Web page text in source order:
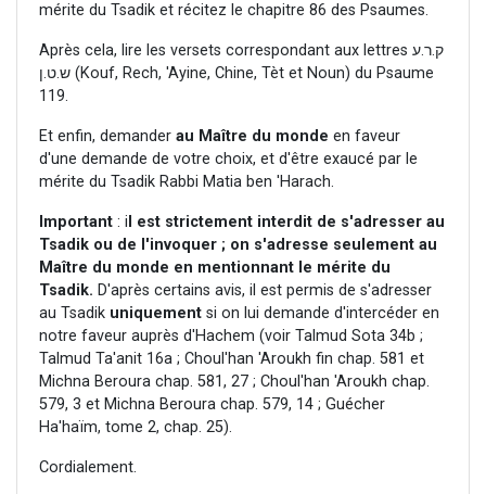
mérite du Tsadik et récitez le chapitre 86 des Psaumes.
Après cela, lire les versets correspondant aux lettres ק.ר.ע
ש.ט.ן (Kouf, Rech, 'Ayine, Chine, Tèt et Noun) du Psaume
119.
Et enfin, demander au Maître du monde en faveur
d'une demande de votre choix, et d'être exaucé par le
mérite du Tsadik Rabbi Matia ben 'Harach.
Important : il est strictement interdit de s'adresser au
Tsadik ou de l'invoquer ; on s'adresse seulement au
Maître du monde en mentionnant le mérite du
Tsadik. D'après certains avis, il est permis de s'adresser
au Tsadik uniquement si on lui demande d'intercéder en
notre faveur auprès d'Hachem (voir Talmud Sota 34b ;
Talmud Ta'anit 16a ; Choul'han 'Aroukh fin chap. 581 et
Michna Beroura chap. 581, 27 ; Choul'han 'Aroukh chap.
579, 3 et Michna Beroura chap. 579, 14 ; Guécher
Ha'haïm, tome 2, chap. 25).
Cordialement.